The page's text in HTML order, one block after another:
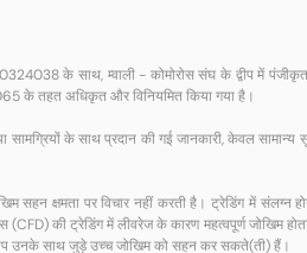
के साथ, म्वाली - कोमोरोस संघ के द्वीप में पंजीकृत है,
के तहत अधिकृत और विनियमित किया गया है।
के साथ प्रदान की गई जानकारी, केवल सामान्य
सहन क्षमता पर विचार नहीं करती है। ट्रेडिंग में
की ट्रेडिंग में लीवरेज के कारण महत्वपूर्ण जोखिम
साथ जुड़े उच्च जोखिम को सहन कर सकते(ती) हैं।